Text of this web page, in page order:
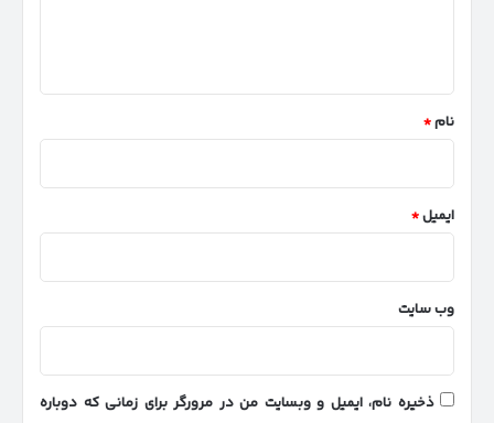
نام*
ایمیل*
وب‌ سایت
ذخیره نام، ایمیل و وبسایت من در مرورگر برای زمانی که دوباره